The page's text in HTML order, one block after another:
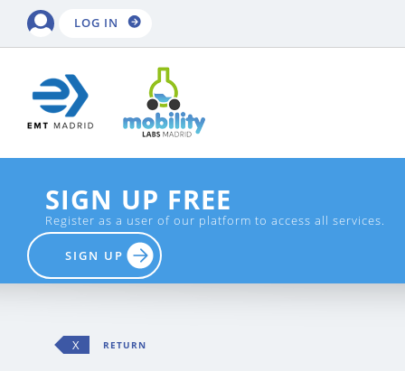
LOG IN
SIGN UP FREE
Register as a user of our platform to access all services.
SIGN UP
X RETURN